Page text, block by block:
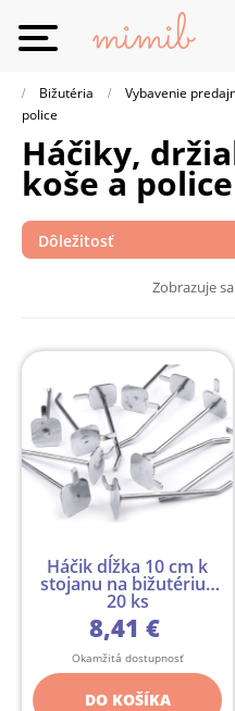
Toggle
navigation
Bižutéria Vybavenie
police
háčiky, držiaky, závesné
koše a police
Dôležitosť
Zobrazuje
Háčik dĺžka 10 cm k
stojanu na bižutériu -
20 ks
8,41 €
Okamžitá dostupnosť
DO KOŠÍKA